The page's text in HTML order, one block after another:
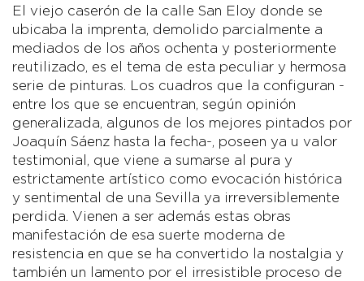
El viejo caserón de la calle San Eloy donde se
ubicaba la imprenta, demolido parcialmente a
mediados de los años ochenta y posteriormente
reutilizado, es el tema de esta peculiar y hermosa
serie de pinturas. Los cuadros que la configuran -
entre los que se encuentran, según opinión
generalizada, algunos de los mejores pintados por
Joaquín Sáenz hasta la fecha-, poseen ya u valor
testimonial, que viene a sumarse al pura y
estrictamente artístico como evocación histórica
y sentimental de una Sevilla ya irreversiblemente
perdida. Vienen a ser además estas obras
manifestación de esa suerte moderna de
resistencia en que se ha convertido la nostalgia y
también un lamento por el irresistible proceso de